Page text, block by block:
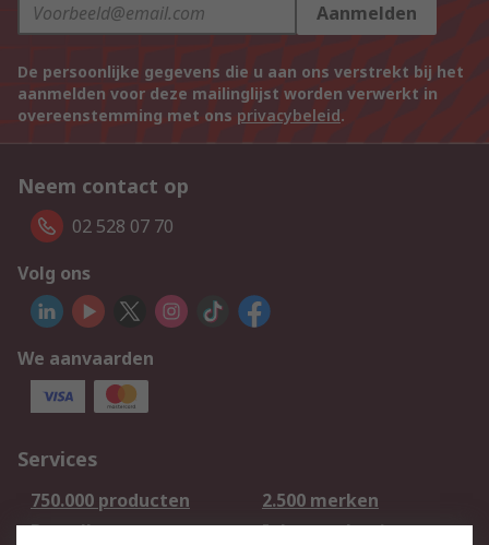
Aanmelden
De persoonlijke gegevens die u aan ons verstrekt bij het
aanmelden voor deze mailinglijst worden verwerkt in
overeenstemming met ons privacybeleid.
Neem contact op
02 528 07 70
Volg ons
We aanvaarden
Services
750.000 producten
2.500 merken
Bestellen
Inkoopoplossingen